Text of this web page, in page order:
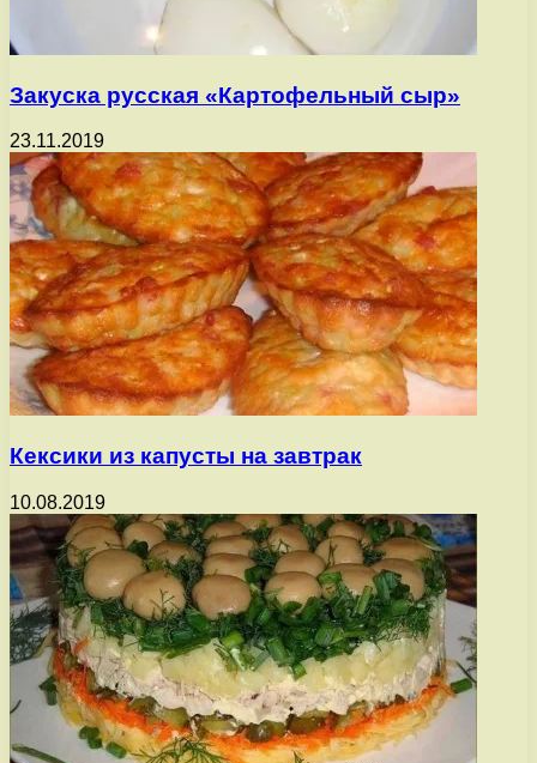
Закуска русская «Картофельный сыр»
23.11.2019
Кексики из капусты на завтрак
10.08.2019